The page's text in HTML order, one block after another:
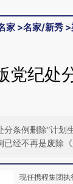
家 >名家/新秀 >
党纪处
分条例删除“计划
已经不再是废除
现任携程集团执